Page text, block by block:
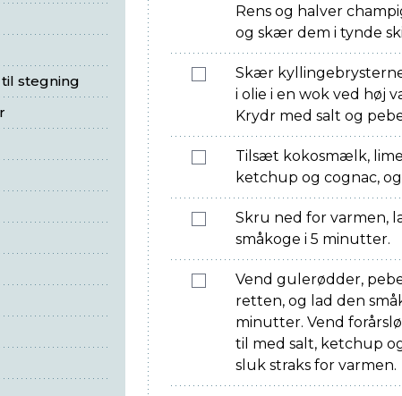
stegning
Rens og halver
og skær dem i tynde
Skær
i olie i en wok ved høj
Krydr med salt og
Tilsæt kokosmælk,
ketchup og cognac,
Skru ned for varmen,
småkoge i 5 minutter.
Vend gulerødder,
retten, og lad den
minutter. Vend
til med salt, ketchup
sluk straks for varmen.